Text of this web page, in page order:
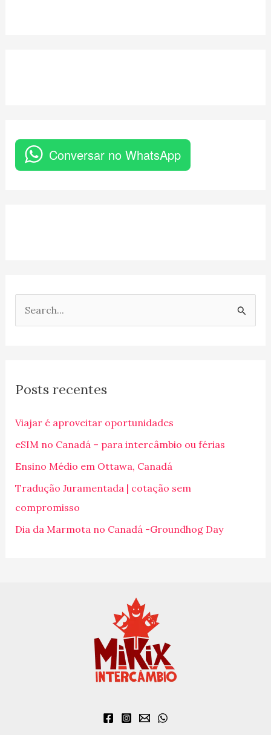
Conversar no WhatsApp
u
s
a
r
p
o
r
Posts recentes
Viajar é aproveitar oportunidades
eSIM no Canadá – para intercâmbio ou férias
Ensino Médio em Ottawa, Canadá
Tradução Juramentada | cotação sem
compromisso
Dia da Marmota no Canadá -Groundhog Day